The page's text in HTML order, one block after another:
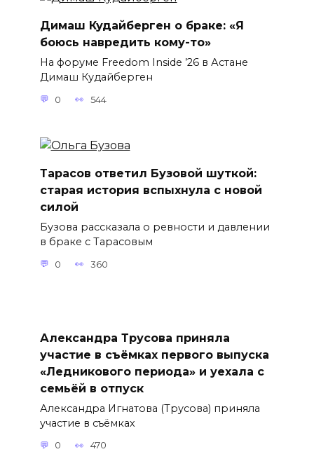
Димаш Кудайберген о браке: «Я
боюсь навредить кому-то»
На форуме Freedom Inside ’26 в Астане
Димаш Кудайберген
0 544
Тарасов ответил Бузовой шуткой:
старая история вспыхнула с новой
силой
Бузова рассказала о ревности и давлении
в браке с Тарасовым
0 360
Александра Трусова приняла
участие в съёмках первого выпуска
«Ледникового периода» и уехала с
семьёй в отпуск
Александра Игнатова (Трусова) приняла
участие в съёмках
0 470